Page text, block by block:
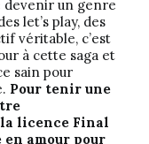
devenir un genre
let’s play, des
véritable, c’est
à cette saga et
sain pour
Pour tenir une
licence Final
en amour pour